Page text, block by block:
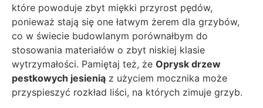
które powoduje zbyt miękki przyrost pędów,
ponieważ stają się one łatwym żerem dla grzybów,
co w świecie budowlanym porównałbym do
stosowania materiałów o zbyt niskiej klasie
wytrzymałości. Pamiętaj też, że Oprysk drzew
pestkowych jesienią z użyciem mocznika może
przyspieszyć rozkład liści, na których zimuje grzyb.